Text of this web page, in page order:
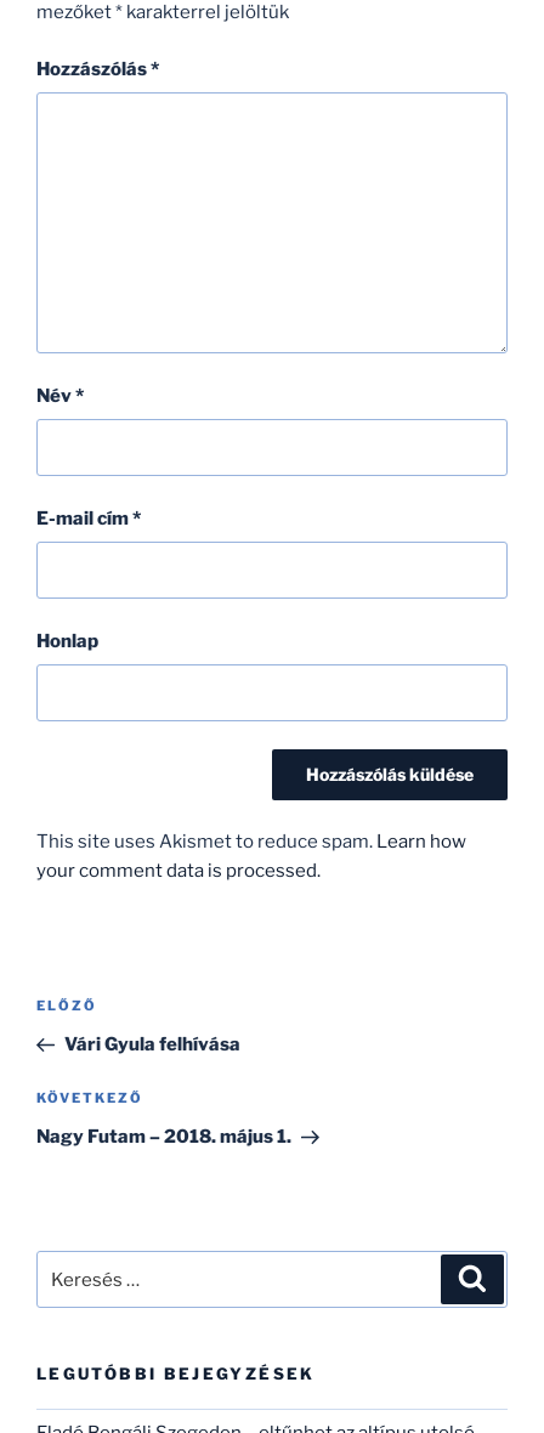
mezőket* karakterrel jelöltük
Hozzászólás*
Név*
E-mail cím*
Honlap
This site uses Akismet to reduce spam. Learn how
your comment data is processed.
Bejegyzés
Korábbi
bejegyzés
ELŐZŐ
Vári Gyula felhívása
Következő
bejegyzés
KÖVETKEZŐ
Nagy Futam – 2018. május 1.
LEGUTÓBBI BEJEGYZÉSEK